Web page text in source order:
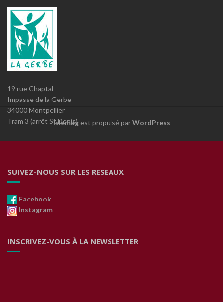
19 rue Chaptal
Impasse de la Gerbe
34000 Montpellier
Tram 3 (arrêt St Denis)
SUIVEZ-NOUS SUR LES RESEAUX
Facebook
Instagram
INSCRIVEZ-VOUS À LA NEWSLETTER
Islemagest propulsé parWordPress